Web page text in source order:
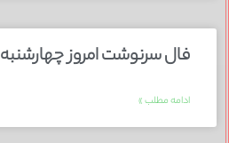
فال سرنوشت امروز چهارشنبه 3 دی 1404
ادامه مطلب »